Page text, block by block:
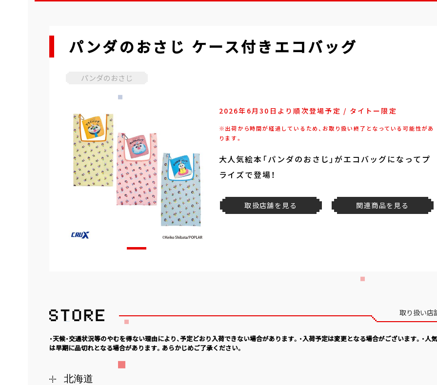
パンダのおさじ ケース付きエコバッグ
パンダのおさじ
2026年6月30日より順次登場予定 / タイトー限定
※出荷から時間が経過しているため、お取り扱い終了となっている可能性があ
ります。
大人気絵本「パンダのおさじ」がエコバッグになってプ
ライズで登場！
取扱店舗を見る 関連商品を見る
取り扱い店
・天候・交通状況等のやむを得ない理由により、予定どおり入荷できない場合があります。・入荷予定は変更となる場合がございます。・人
は早期に品切れとなる場合があります。あらかじめご了承ください。
北海道